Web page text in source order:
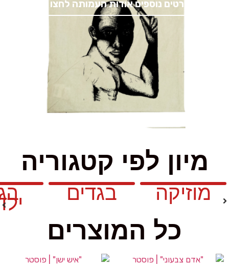
לפרטים נוספים אודות העמותה לחצו כאן
מיון לפי קטגוריה
מוזיקה בגדים
כל המוצרים